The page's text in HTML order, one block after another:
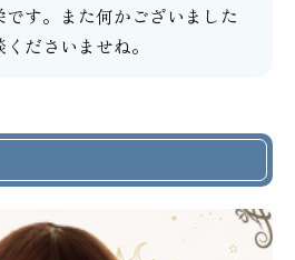
す。また何かございました
ださいませね。